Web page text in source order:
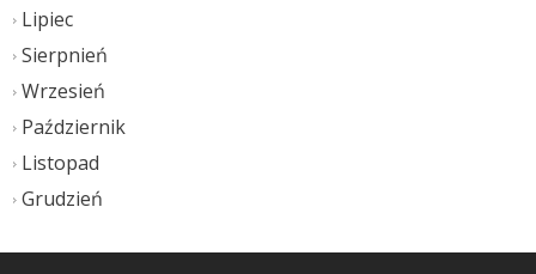
Lipiec
Sierpnień
Wrzesień
Październik
Listopad
Grudzień